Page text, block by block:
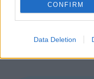
CONFIRM
Data Deletion
3. Μπορείτε να
αυτόν τον τρόπο
χωρίς καν να